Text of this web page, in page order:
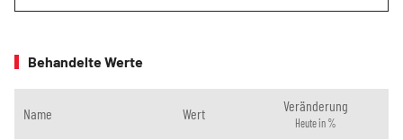
Behandelte Werte
Name Wert Veränderung
Heute in %